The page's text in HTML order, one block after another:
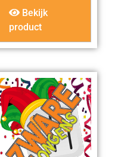
Bekijk
product